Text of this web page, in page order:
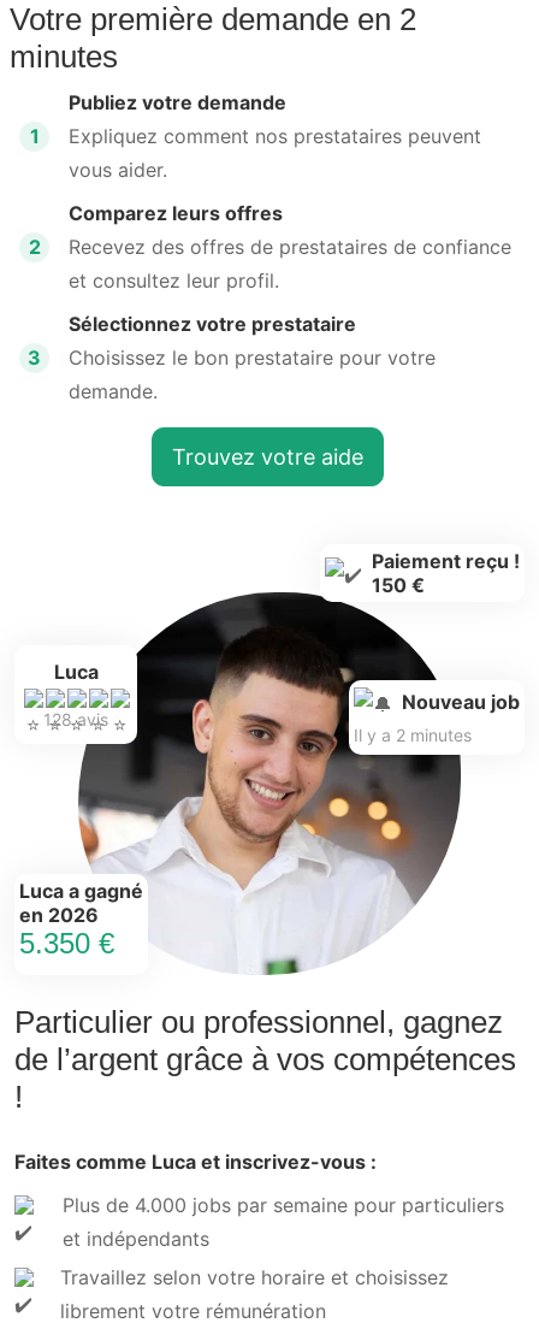
Votre première demande en 2
minutes
1
Publiez votre demande
Expliquez comment nos prestataires peuvent
vous aider.
2
Comparez leurs offres
Recevez des offres de prestataires de confiance
et consultez leur profil.
3
Sélectionnez votre prestataire
Choisissez le bon prestataire pour votre
demande.
Trouvez votre aide
Particulier ou professionnel, gagnez
de l’argent grâce à vos compétences
!
Faites comme Luca et inscrivez-vous :
Plus de 4.000 jobs par semaine pour particuliers
et indépendants
Travaillez selon votre horaire et choisissez
librement votre rémunération
Luca
128 avis
Luca a gagné
en 2026
5.350 €
Paiement reçu !
150 €
Nouveau job
Il y a 2 minutes